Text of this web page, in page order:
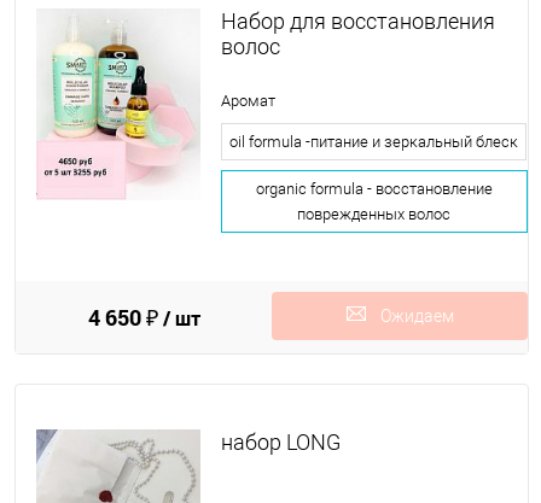
Набор для восстановления
волос
Аромат
oil formula -питание и зеркальный блеск
organic formula - восстановление
поврежденных волос
4 650 ₽/ шт Ожидаем
набор LONG